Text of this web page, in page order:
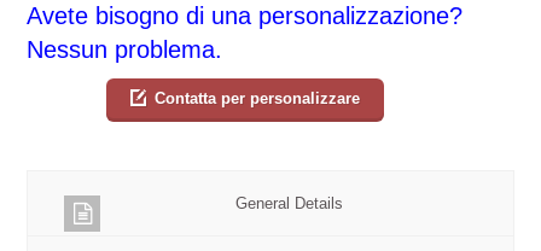
Avete bisogno di una personalizzazione?
Nessun problema.
Contatta per personalizzare
General Details